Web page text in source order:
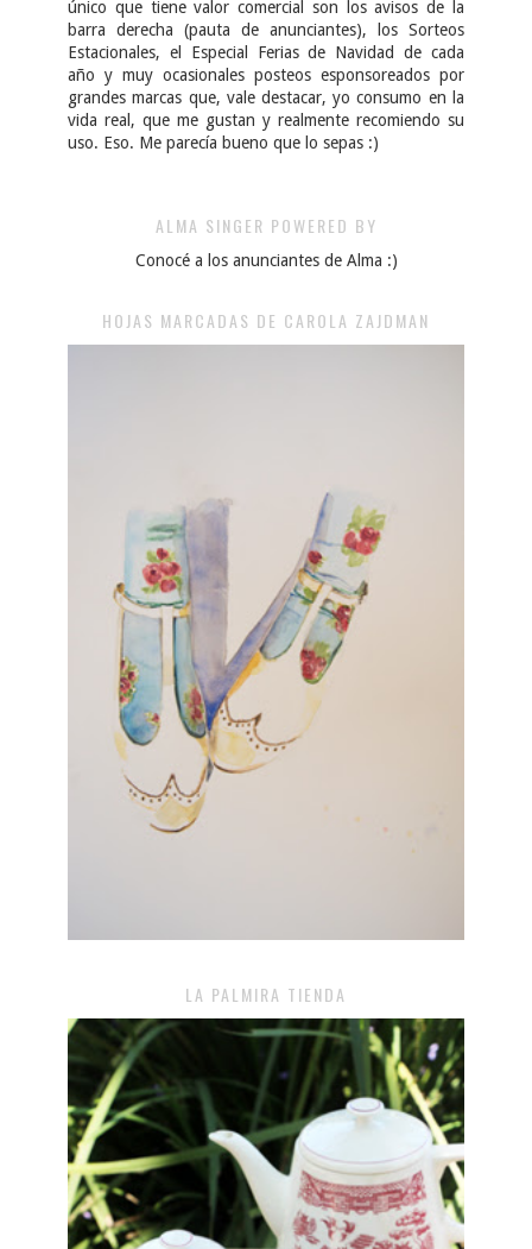
único que tiene valor comercial son los avisos de la
barra derecha (pauta de anunciantes), los Sorteos
Estacionales, el Especial Ferias de Navidad de cada
año y muy ocasionales posteos esponsoreados por
grandes marcas que, vale destacar, yo consumo en la
vida real, que me gustan y realmente recomiendo su
uso. Eso. Me parecía bueno que lo sepas :)
ALMA SINGER POWERED BY
Conocé a los anunciantes de Alma :)
HOJAS MARCADAS DE CAROLA ZAJDMAN
LA PALMIRA TIENDA